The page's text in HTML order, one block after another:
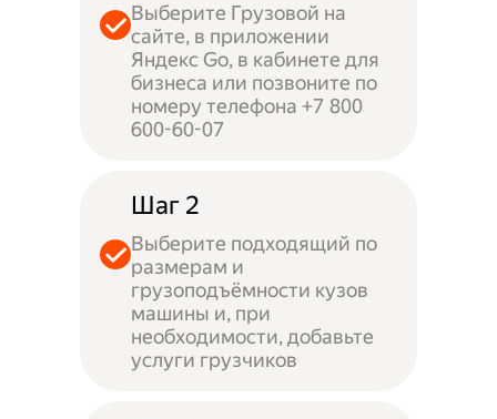
Выберите Грузовой на
сайте, в приложении
Яндекс Go, в кабинете для
бизнеса или позвоните по
номеру телефона +7 800
600-60-07
Шаг 2
Выберите подходящий по
размерам и
грузоподъёмности кузов
машины и, при
необходимости, добавьте
услуги грузчиков